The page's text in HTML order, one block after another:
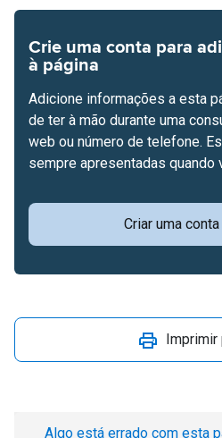
Crie uma conta para
à página
Criar uma conta
Adicione informações a esta
de ter à mão durante uma
web ou número de telefone.
sempre apresentadas quando
Imprimir
Algo está errado com esta